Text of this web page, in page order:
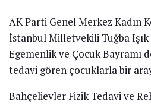
AK Parti Genel Merkez Kadın
İstanbul Milletvekili Tuğba Işık
Egemenlik ve Çocuk Bayramı
tedavi gören çocuklarla bir
Bahçelievler Fizik Tedavi ve